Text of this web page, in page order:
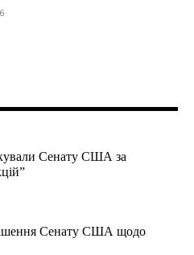
Сенату США за
Сенату США щодо